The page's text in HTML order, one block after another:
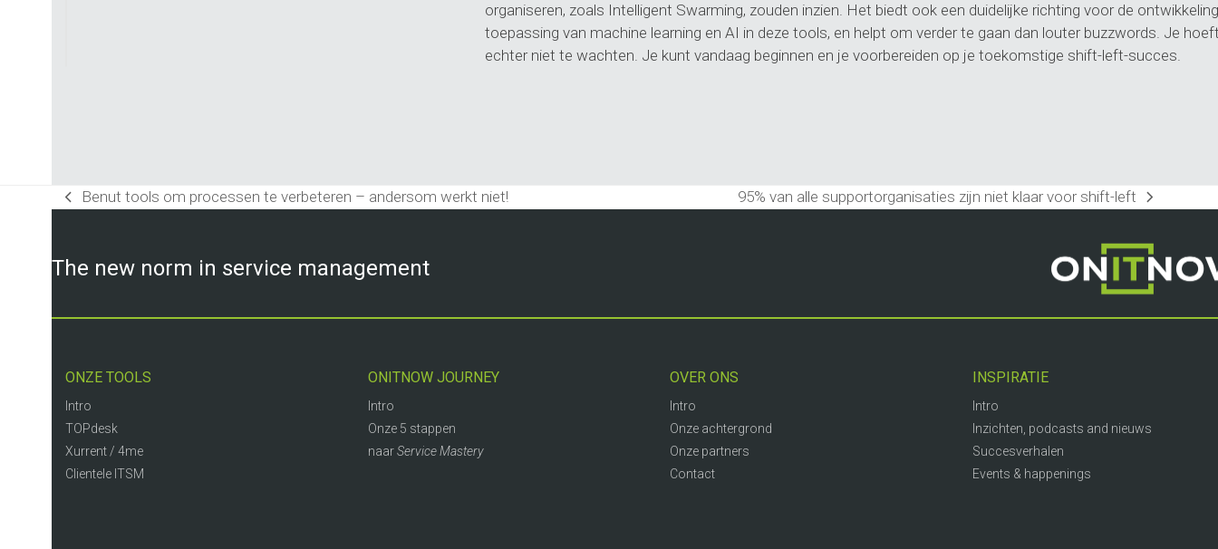
organiseren, zoals Intelligent Swarming, zouden inzien. Het biedt ook een duidelijke richting voor de
toepassing van machine learning en AI in deze tools, en helpt om verder te gaan dan louter buzzwords. Je
echter niet te wachten. Je kunt vandaag beginnen en je voorbereiden op je toekomstige shift-left-succes.
previous
Benut tools om processen te verbeteren – andersom werkt niet!
next
95% van alle supportorganisaties zijn niet klaar voor shift-left
The new norm in service management
ONZE TOOLS
Intro
TOPdesk
Xurrent / 4me
Clientele ITSM
ONITNOW JOURNEY
Intro
Onze 5 stappen
naarService Mastery
OVER ONS
Intro
Onze achtergrond
Onze partners
Contact
INSPIRATIE
Intro
Inzichten, podcasts and nieuws
Succesverhalen
Events & happenings